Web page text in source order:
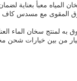
المياه معبأ بعناية
المقوى مع مسدس كاف
من بين خيارات شحن